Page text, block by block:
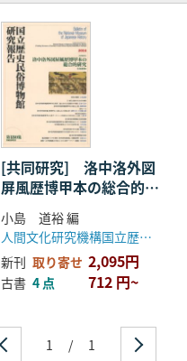
[共同研究] 洛中洛外図
屏風歴博甲本の総合的研
究
小島 道裕 編
人間文化研究機構国立歴史民俗博物館
新刊 取り寄せ 2,095円
古書 4 点 712 円~
1 / 1